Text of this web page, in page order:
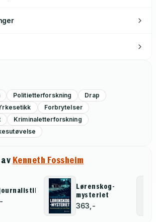
Politietterforskning
Drap
Forbrytelser
Kriminaletterforskning
Kenneth Fossheim
Lørenskog-
mysteriet
363,-